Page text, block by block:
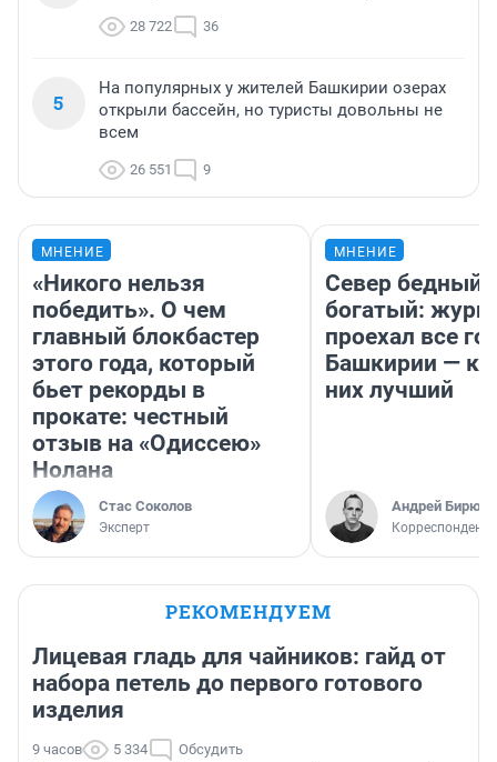
28 722 36
5
На популярных у жителей Башкирии озерах
открыли бассейн, но туристы довольны не
всем
26 551 9
МНЕНИЕ
«Никого нельзя
победить». О чем
главный блокбастер
этого года, который
бьет рекорды в
прокате: честный
отзыв на «Одиссею»
Нолана
Стас Соколов
Эксперт
МНЕНИЕ
Север бедный,
богатый:
проехал все
Башкирии —
них лучший
Андрей
Корреспондент
РЕКОМЕНДУЕМ
Лицевая гладь для чайников: гайд от
набора петель до первого готового
изделия
9 часов 5 334 Обсудить